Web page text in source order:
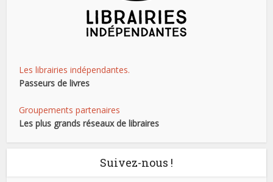
Les librairies indépendantes.
Passeurs de livres
Groupements partenaires
Les plus grands réseaux de libraires
Suivez-nous !